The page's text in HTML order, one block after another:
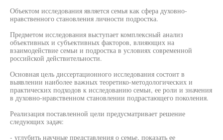
Объектом исследования является семья как сфера духовно-
нравственного становления личности подростка.
Предметом исследования выступает комплексный анализ
объективных и субъективных факторов, влияющих на
взаимодействие семьи и подростка в условиях современной
российской действительности.
Основная цель диссертационного исследования состоит в
выявлении наиболее важных теоретико-методологических и
практических подходов к исследованию семьи, ее роли и значения
в духовно-нравственном становлении подрастающего поколения.
Реализация поставленной цели предусматривает решение
следующих задач:
- углубить научные представления о семье, показать ее